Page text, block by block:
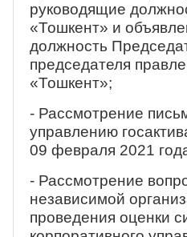
руководящие
«Тошкент» и
должность
председателя
«Тошкент»;
- Рассмотрение
управлению
09 февраля 2021
- Рассмотрение
независимой
проведения оценки